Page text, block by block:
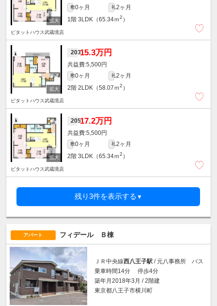
敷0ヶ月 礼2ヶ月
1階 3LDK（65.34ｍ2 ）
ピタットハウス武蔵境店
20315.3万円
5,500円
敷0ヶ月 礼2ヶ月
2階 2LDK（58.07ｍ2 ）
ピタットハウス武蔵境店
20517.2万円
5,500円
敷0ヶ月 礼2ヶ月
2階 3LDK（65.34ｍ2 ）
ピタットハウス武蔵境店
残り3件を表示する ▼
アパート フィデール Ｂ棟
ＪＲ中央線西八王子駅 / 元八事務所 バス
乗車時間14分 停歩4分
築年月2018年3月 / 2階建
東京都八王子市横川町